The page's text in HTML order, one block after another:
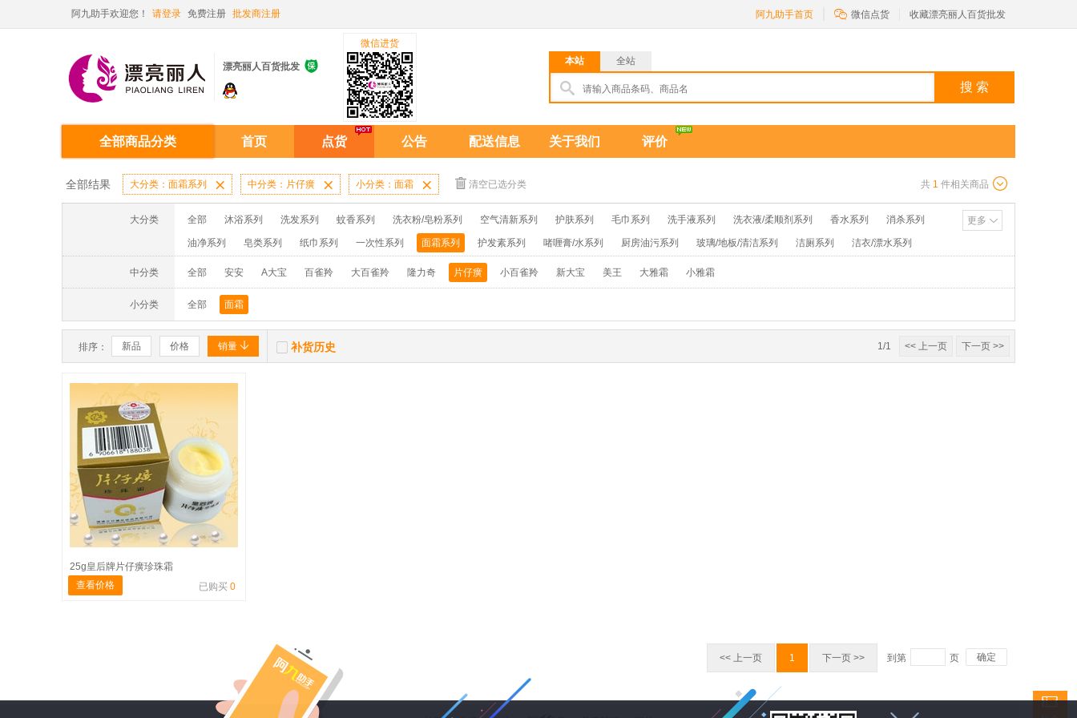
阿九助手欢迎您！ 请登录 免费注册 批发商注册 阿九助手首页  微信点货 收藏漂亮丽人百货批发
漂亮丽人百货批发 
微信进货
本站
全站
搜 索
全部商品分类 首页 点货 公告 配送信息 关于我们 评价
全部结果 大分类：面霜系列  中分类：片仔癀  小分类：面霜  清空已选分类 共 1 件相关商品
大分类 全部 沐浴系列 洗发系列 蚊香系列 洗衣粉/皂粉系列 空气清新系列 护肤系列 毛巾系列 洗手液系列 洗衣液/柔顺剂系列 香水系列 消杀系列
油净系列 皂类系列 纸巾系列 一次性系列 面霜系列 护发素系列 啫喱膏/水系列 厨房油污系列 玻璃/地板/清洁系列 洁厕系列 洁衣/漂水系列
消毒液系列 洗面奶系列 面膜系列 牙膏系列 牙刷系列 固发定型系列 染发系列 卫生巾系列 扑克/电池/打火机系列
蚊香液/蚊香片/器系列 洗洁精系列 保健品系列 雨伞系列家用帆布洗洁巾 吉列剃须刀 拖鞋
更多
中分类 全部 安安 A大宝 百雀羚 大百雀羚 隆力奇 片仔癀 小百雀羚 新大宝 美王 大雅霜 小雅霜
小分类 全部 面霜
排序： 新品 价格 销量   补货历史 1/1 << 上一页 下一页 >>
25g皇后牌片仔癀珍珠霜
查看价格
已购买 0
<< 上一页 1 下一页 >> 到第 页 确定
